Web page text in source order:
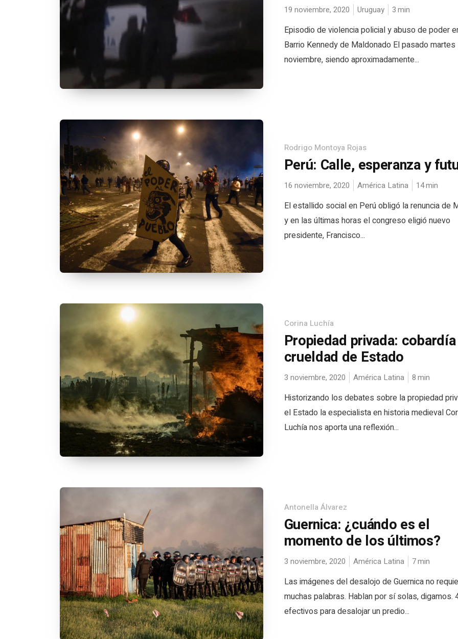
19 noviembre, 2020 Uruguay 3min
Episodio de violencia policial y abuso de poder
Barrio Kennedy de Maldonado El pasado
noviembre, siendo aproximadamente...
Rodrigo Montoya Rojas
Perú: Calle, esperanza y
16 noviembre, 2020 América Latina 14min
El estallido social en Perú obligó la renuncia de
y en las últimas horas el congreso eligió nuevo
presidente, Francisco...
Corina Luchía
Propiedad privada:
crueldad de Estado
3 noviembre, 2020 América Latina 8min
Historizando los debates sobre la propiedad
el Estado la especialista en historia medieval
Luchía nos aporta una reflexión...
Antonella Álvarez
Guernica: ¿cuándo es el
momento de los últimos?
3 noviembre, 2020 América Latina 7min
Las imágenes del desalojo de Guernica no
muchas palabras. Hablan por sí solas, digamos.
efectivos para desalojar un predio...